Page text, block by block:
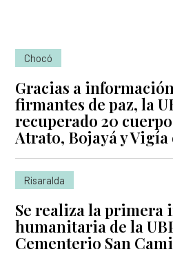
Chocó
Gracias a
firmantes de paz, la
recuperado 20
Atrato, Bojayá y
Risaralda
Se realiza la primera
humanitaria de la
Cementerio San